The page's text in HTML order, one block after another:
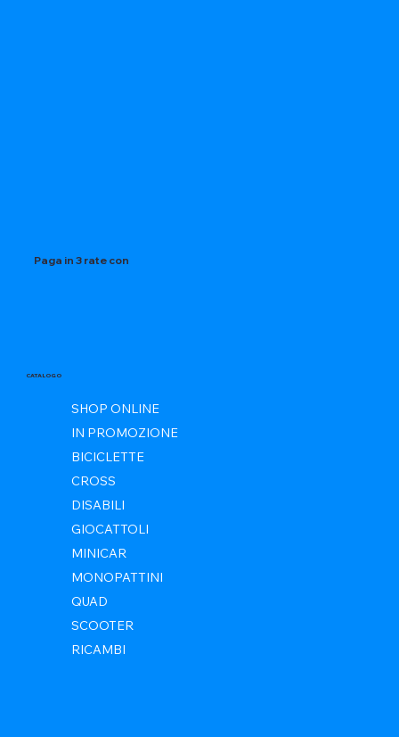
Paga in 3 rate con
CATALOGO
SHOP ONLINE
IN PROMOZIONE
BICICLETTE
CROSS
DISABILI
GIOCATTOLI
MINICAR
MONOPATTINI
QUAD
SCOOTER
RICAMBI